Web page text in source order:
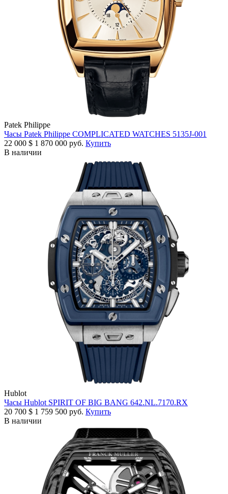
Patek Philippe
Часы Patek Philippe COMPLICATED WATCHES 5135J-001
22 000 $ 1 870 000 руб. Купить
В наличии
Hublot
Часы Hublot SPIRIT OF BIG BANG 642.NL.7170.RX
20 700 $ 1 759 500 руб. Купить
В наличии